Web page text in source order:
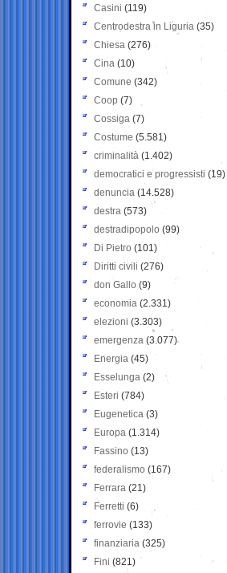
Casini (119)
Centrodestra in Liguria (35)
Chiesa (276)
Cina (10)
Comune (342)
Coop (7)
Cossiga (7)
Costume (5.581)
criminalità (1.402)
democratici e progressisti (19)
denuncia (14.528)
destra (573)
destradipopolo (99)
Di Pietro (101)
Diritti civili (276)
don Gallo (9)
economia (2.331)
elezioni (3.303)
emergenza (3.077)
Energia (45)
Esselunga (2)
Esteri (784)
Eugenetica (3)
Europa (1.314)
Fassino (13)
federalismo (167)
Ferrara (21)
Ferretti (6)
ferrovie (133)
finanziaria (325)
Fini (821)